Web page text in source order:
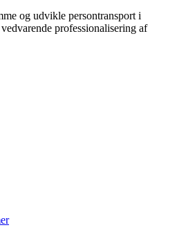
og udvikle persontransport i
professionalisering af